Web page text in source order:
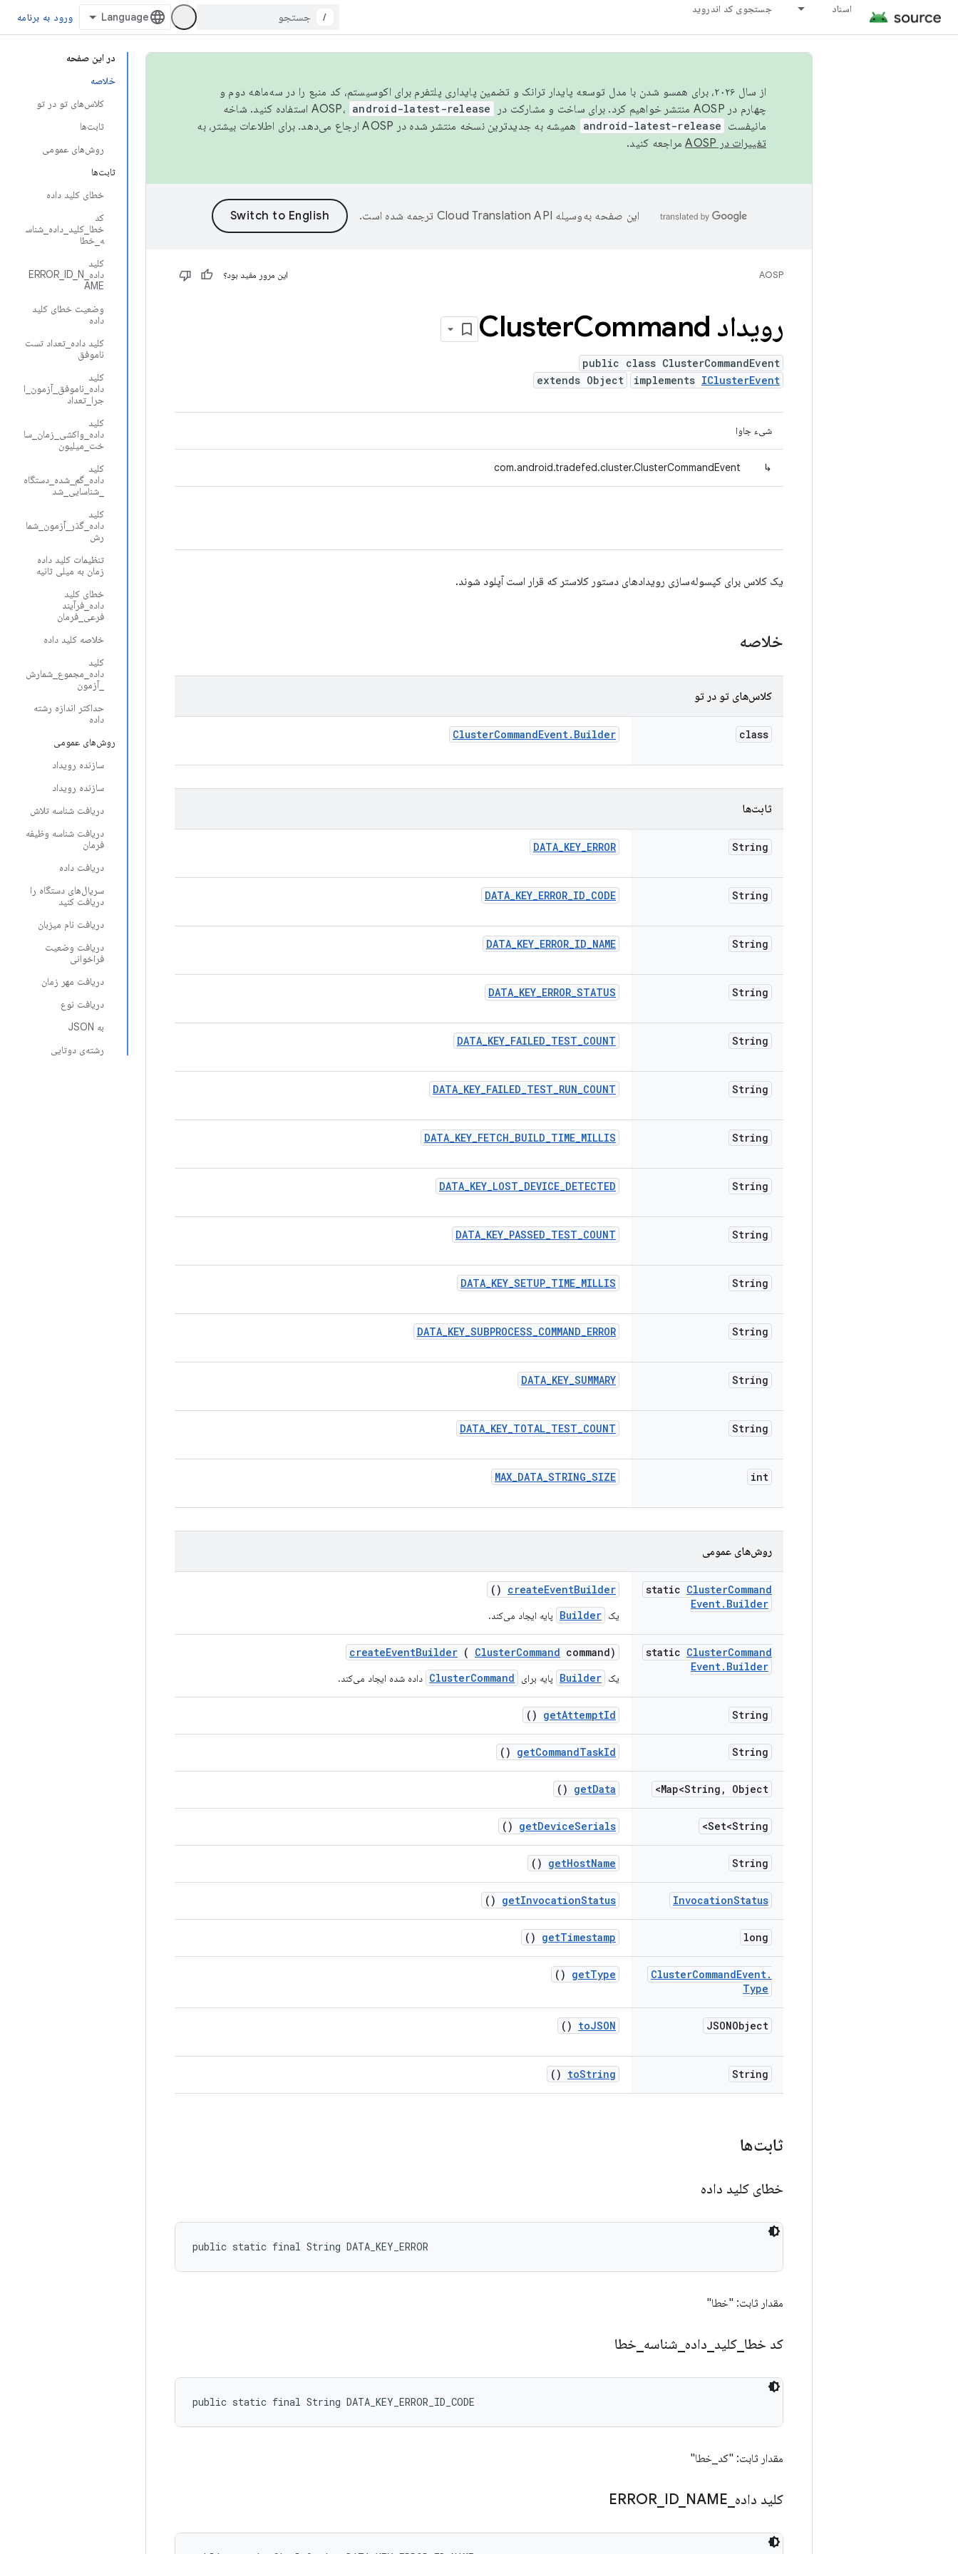
اسناد جستجوی کد اندروید
/ ورود به برنامه
در این صفحه
خلاصه
کلاس‌های تو در تو
ثابت‌ها
روش‌های عمومی
ثابت‌ها
خطای کلید داده
کد
خطا_کلید_داده_شناس
ه_خطا
کلید
داده_ERROR_ID_N
AME
وضعیت خطای کلید
داده
کلید داده_تعداد تست
ناموفق
کلید
داده_ناموفق_آزمون_ا
جرا_تعداد
کلید
داده_واکشی_زمان_سا
خت_میلیون
کلید
داده_گم_شده_دستگاه
_شناسایی_شد
کلید
داده_گذر_آزمون_شما
رش
تنظیمات کلید داده
زمان به میلی ثانیه
خطای کلید
داده_فرآیند
فرعی_فرمان
خلاصه کلید داده
کلید
داده_مجموع_شمارش
_آزمون
حداکثر اندازه رشته
داده
روش‌های عمومی
سازنده رویداد
سازنده رویداد
دریافت شناسه تلاش
دریافت شناسه وظیفه
فرمان
دریافت داده
سریال‌های دستگاه را
دریافت کنید
دریافت نام میزبان
دریافت وضعیت
فراخوانی
دریافت مهر زمان
دریافت نوع
به JSON
رشته‌ی دوتایی
از سال ۲۰۲۶، برای همسو شدن با مدل توسعه پایدار ترانک و تضمین پایداری پلتفرم برای اکوسیستم، کد منبع را در سه‌ماهه دوم و
چهارم در AOSP منتشر خواهیم کرد. برای ساخت و مشارکت در AOSP،
android-latest-release
استفاده کنید. شاخه
مانیفست android-latest-release
همیشه به جدیدترین نسخه منتشر شده در AOSP ارجاع می‌دهد. برای اطلاعات بیشتر، به
تغییرات در AOSP
مراجعه کنید.
این صفحه به‌وسیله ترجمه شده است.
AOSP این مرور مفید بود؟
رویداد Cluster Command
public class ClusterCommandEvent
extends Object
implements IClusterEvent
شیء جاوا
↳
com.android.tradefed.cluster.ClusterCommandEvent
یک کلاس برای کپسوله‌سازی رویدادهای دستور کلاستر که قرار است آپلود شوند.
خلاصه
کلاس‌های تو در تو
class
ClusterCommandEvent. Builder
ثابت‌ها
String
DATA_KEY_ERROR
String
DATA_KEY_ERROR_ID_CODE
String
DATA_KEY_ERROR_ID_NAME
String
DATA_KEY_ERROR_STATUS
String
DATA_KEY_FAILED_TEST_COUNT
String
DATA_KEY_FAILED_TEST_RUN_COUNT
String
DATA_KEY_FETCH_BUILD_TIME_MILLIS
String
DATA_KEY_LOST_DEVICE_DETECTED
String
DATA_KEY_PASSED_TEST_COUNT
String
DATA_KEY_SETUP_TIME_MILLIS
String
DATA_KEY_SUBPROCESS_COMMAND_ERROR
String
DATA_KEY_SUMMARY
String
DATA_KEY_TOTAL_TEST_COUNT
int
MAX_DATA_STRING_SIZE
روش‌های عمومی
static ClusterCommand
Event. Builder
createEventBuilder
()
یک Builder پایه ایجاد می‌کند.
static ClusterCommand
Event. Builder
createEventBuilder ( ClusterCommand command)
یک Builder پایه برای ClusterCommand داده شده ایجاد می‌کند.
String
getAttemptId
()
String
getCommandTaskId
()
Map<String , Object>
getData
()
Set<String>
getDeviceSerials
()
String
getHostName
()
InvocationStatus
getInvocationStatus
()
long
getTimestamp
()
ClusterCommandEvent.
Type
getType
()
JSONObject
toJSON
()
String
toString
()
ثابت‌ها
خطای کلید داده
public static final String DATA_KEY_ERROR
مقدار ثابت: "خطا"
کد خطا کلید داده شناسه خطا
public static final String DATA_KEY_ERROR_ID_CODE
مقدار ثابت: "کد_خطا"
کلید داده ERROR ID NAME